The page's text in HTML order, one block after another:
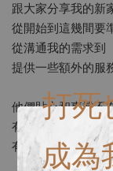
打死
成為
跟大家分享我的新
從開始到這幾間要
從溝通我的需求到
提供一些額外的服
他們貼心和專業不
有站在消費者角度
有非常大加分！